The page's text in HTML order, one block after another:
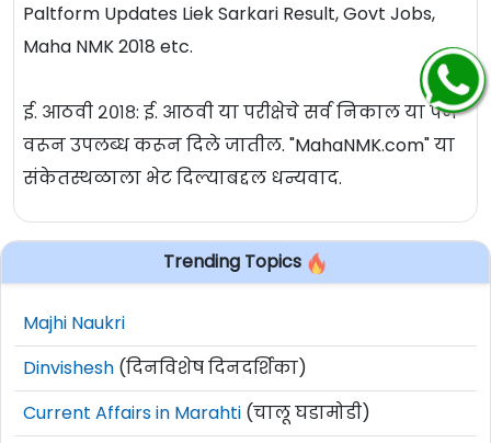
Paltform Updates Liek Sarkari Result, Govt Jobs,
Maha NMK 2018 etc.
ई. आठवी २०१८: ई. आठवी या परीक्षेचे सर्व निकाल या पेज
वरून उपलब्ध करून दिले जातील. "MahaNMK.com" या
संकेतस्थळाला भेट दिल्याबद्दल धन्यवाद.
Trending Topics
Majhi Naukri
Dinvishesh (दिनविशेष दिनदर्शिका)
Current Affairs in Marahti (चालू घडामोडी)